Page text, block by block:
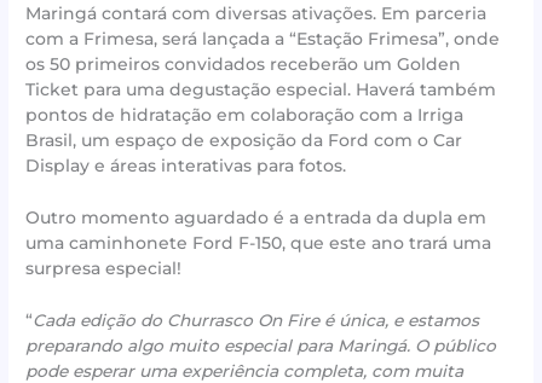
Maringá contará com diversas ativações. Em parceria
com a Frimesa, será lançada a “Estação Frimesa”, onde
os 50 primeiros convidados receberão um Golden
Ticket para uma degustação especial. Haverá também
pontos de hidratação em colaboração com a Irriga
Brasil, um espaço de exposição da Ford com o Car
Display e áreas interativas para fotos.
Outro momento aguardado é a entrada da dupla em
uma caminhonete Ford F-150, que este ano trará uma
surpresa especial!
“Cada edição do Churrasco On Fire é única, e estamos
preparando algo muito especial para Maringá. O público
pode esperar uma experiência completa, com muita